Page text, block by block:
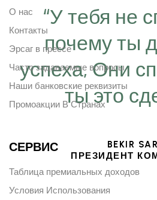
“У тебя не
почему ты
успеха, Они
ты это
BEKIR
ПРЕЗИДЕНТ
О нас
Контакты
Эрсаг в прессе
Часто задаваемые вопросы
Наши банковские реквизиты
Промоакции В Странах
СЕРВИС
Таблица премиальных доходов
Условия Использования